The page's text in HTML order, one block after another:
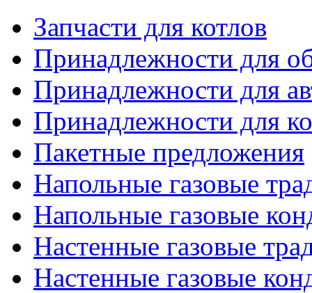
Запчасти для котлов
Принадлежности для
Принадлежности для
Принадлежности для
Пакетные предложения
Напольные газовые
Напольные газовые
Настенные газовые
Настенные газовые